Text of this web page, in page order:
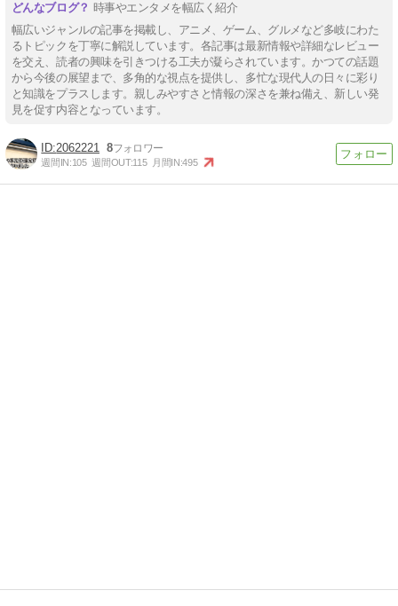
時事やエンタメを幅広く紹介
幅広いジャンルの記事を掲載し、アニメ、ゲーム、グルメなど多岐にわた
るトピックを丁寧に解説しています。各記事は最新情報や詳細なレビュー
を交え、読者の興味を引きつける工夫が凝らされています。かつての話題
から今後の展望まで、多角的な視点を提供し、多忙な現代人の日々に彩り
と知識をプラスします。親しみやすさと情報の深さを兼ね備え、新しい発
見を促す内容となっています。
2062221 8
週間IN:105 週間OUT:115 月間IN:495